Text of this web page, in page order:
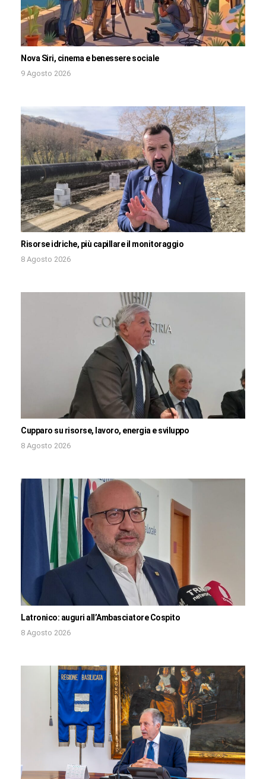
Nova Siri, cinema e benessere sociale
9 Agosto 2026
Risorse idriche, più capillare il monitoraggio
8 Agosto 2026
Cupparo su risorse, lavoro, energia e sviluppo
8 Agosto 2026
Latronico: auguri all’Ambasciatore Cospito
8 Agosto 2026